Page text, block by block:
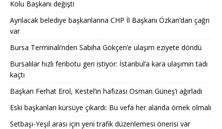
Kolu Başkanı değişti
Ayrılacak belediye başkanlarına CHP İl Başkanı Özkan’dan çağrı
var
Bursa Terminali’nden Sabiha Gökçen’e ulaşım eziyete döndü
Bursalılar hızlı feribotu geri istiyor: İstanbul’a kara ulaşımın tadı
kaçtı
Başkan Ferhat Erol, Kestel’in hafızası Osman Güneş’i ağırladı
Eski başkanları kürsüye çıkardı: Bu vefa her alanda örnek olmalı
Setbaşı-Yeşil arası için yeni trafik düzenlemesi önerisi var